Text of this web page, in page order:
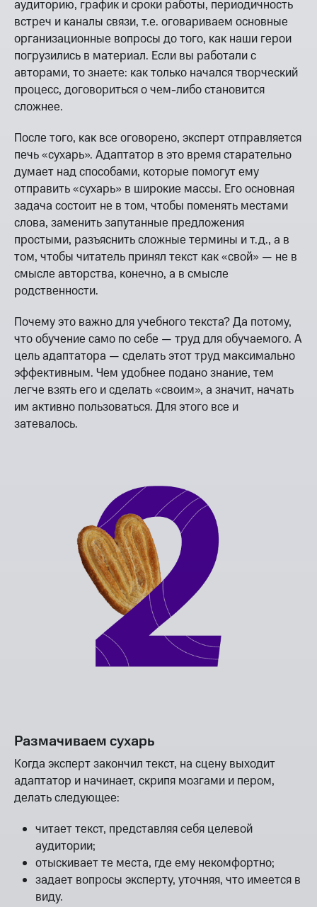
аудиторию, график и сроки работы, периодичность
встреч и каналы связи, т.е. оговариваем основные
организационные вопросы до того, как наши герои
погрузились в материал. Если вы работали с
авторами, то знаете: как только начался творческий
процесс, договориться о чем-либо становится
сложнее.
После того, как все оговорено, эксперт отправляется
печь «сухарь». Адаптатор в это время старательно
думает над способами, которые помогут ему
отправить «сухарь» в широкие массы. Его основная
задача состоит не в том, чтобы поменять местами
слова, заменить запутанные предложения
простыми, разъяснить сложные термины и т.д., а в
том, чтобы читатель принял текст как «свой» — не в
смысле авторства, конечно, а в смысле
родственности.
Почему это важно для учебного текста? Да потому,
что обучение само по себе — труд для обучаемого. А
цель адаптатора — сделать этот труд максимально
эффективным. Чем удобнее подано знание, тем
легче взять его и сделать «своим», а значит, начать
им активно пользоваться. Для этого все и
затевалось.
Размачиваем сухарь
Когда эксперт закончил текст, на сцену выходит
адаптатор и начинает, скрипя мозгами и пером,
делать следующее:
читает текст, представляя себя целевой
аудитории;
отыскивает те места, где ему некомфортно;
задает вопросы эксперту, уточняя, что имеется в
виду.